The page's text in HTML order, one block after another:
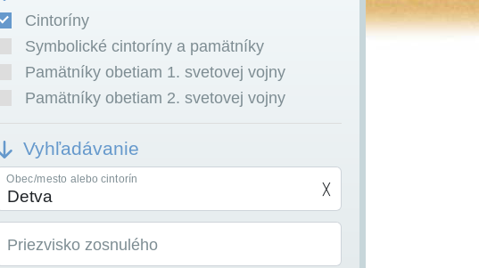
Cintoríny
Symbolické cintoríny a pamätníky
Pamätníky obetiam 1. svetovej vojny
Pamätníky obetiam 2. svetovej vojny
Vyhľadávanie
Obec/mesto alebo cintorín
╳
Priezvisko zosnulého